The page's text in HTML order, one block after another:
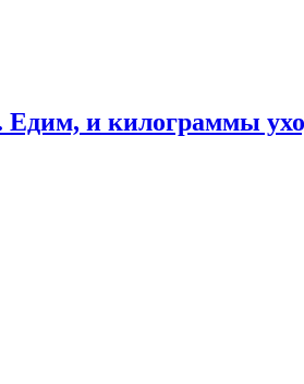
Едим, и килограммы